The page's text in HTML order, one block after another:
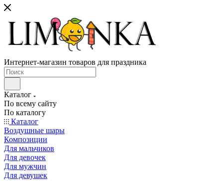
Интернет-магазин товаров для праздника
Каталог
По всему сайту
По каталогу
Каталог
Воздушные шары
Композиции
Для мальчиков
Для девочек
Для мужчин
Для девушек